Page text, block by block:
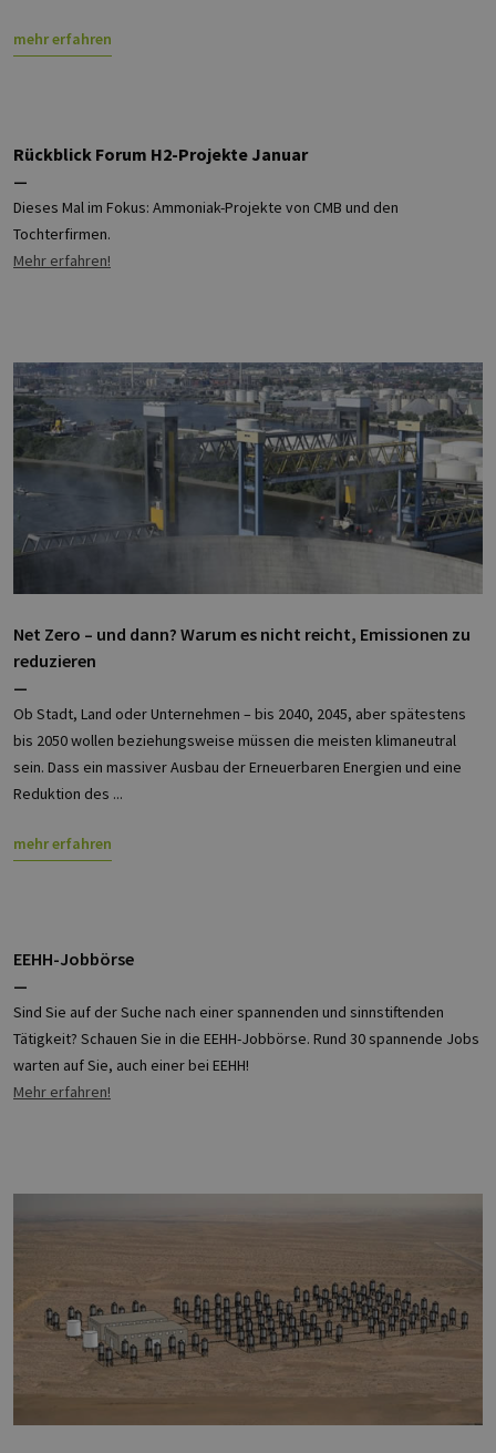
mehr erfahren
Rückblick Forum H2-Projekte Januar
—
Dieses Mal im Fokus: Ammoniak-Projekte von CMB und den
Tochterfirmen.
Mehr erfahren!
Net Zero – und dann? Warum es nicht reicht, Emissionen zu
reduzieren
—
Ob Stadt, Land oder Unternehmen – bis 2040, 2045, aber spätestens
bis 2050 wollen beziehungsweise müssen die meisten klimaneutral
sein. Dass ein massiver Ausbau der Erneuerbaren Energien und eine
Reduktion des ...
mehr erfahren
EEHH-Jobbörse
—
Sind Sie auf der Suche nach einer spannenden und sinnstiftenden
Tätigkeit? Schauen Sie in die EEHH-Jobbörse. Rund 30 spannende Jobs
warten auf Sie, auch einer bei EEHH!
Mehr erfahren!